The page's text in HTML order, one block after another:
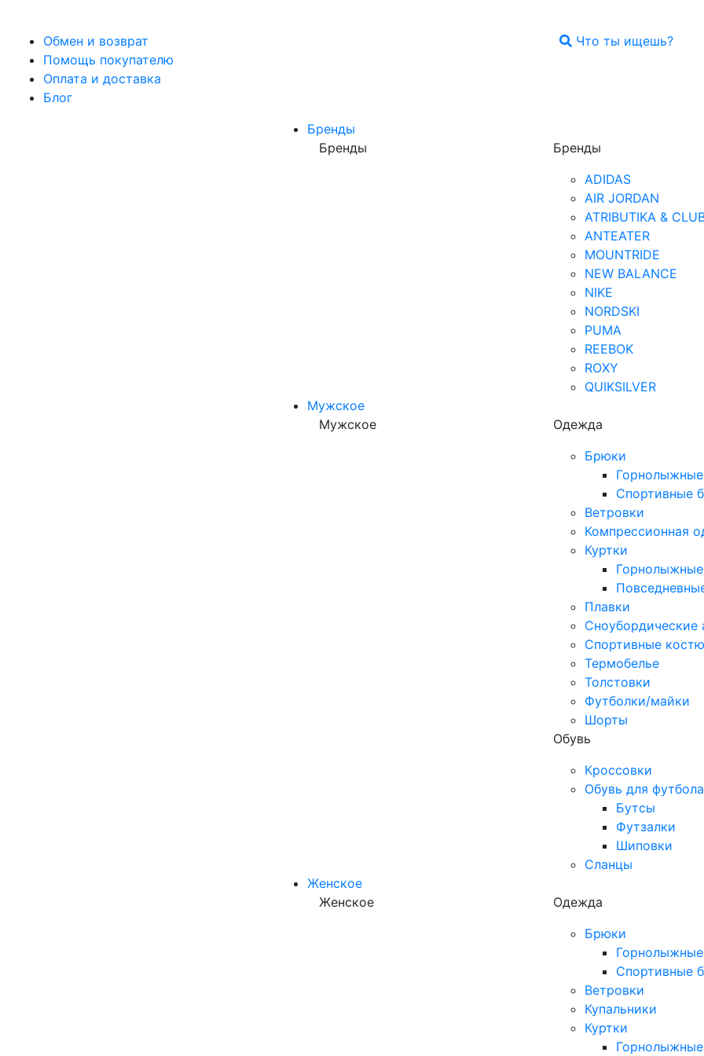
Обмен и возврат
Помощь покупателю
Оплата и доставка
Блог
Что ты ищешь?
Бренды
Бренды
Бренды
ADIDAS
AIR JORDAN
ATRIBUTIKA &
ANTEATER
MOUNTRIDE
NEW BALANCE
NIKE
NORDSKI
PUMA
REEBOK
ROXY
QUIKSILVER
Мужское
Мужское
Одежда
Брюки
Спортивные
Ветровки
Компрессионная
Куртки
Плавки
Сноубордические
Спортивные
Термобелье
Толстовки
Футболки/майки
Шорты
Обувь
Кроссовки
Обувь для футбола
Бутсы
Футзалки
Шиповки
Сланцы
Женское
Женское
Одежда
Брюки
Спортивные
Ветровки
Купальники
Куртки